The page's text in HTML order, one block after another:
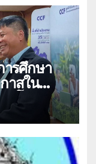
รศึกษา
าสใน
งโอกาส